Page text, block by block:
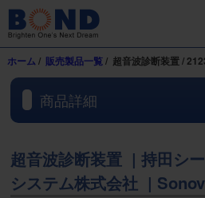
ホーム/ 販売製品一覧/ 超音波診断装置 /
商品詳細
超音波診断装置 | 持田シ
システム株式会社 |